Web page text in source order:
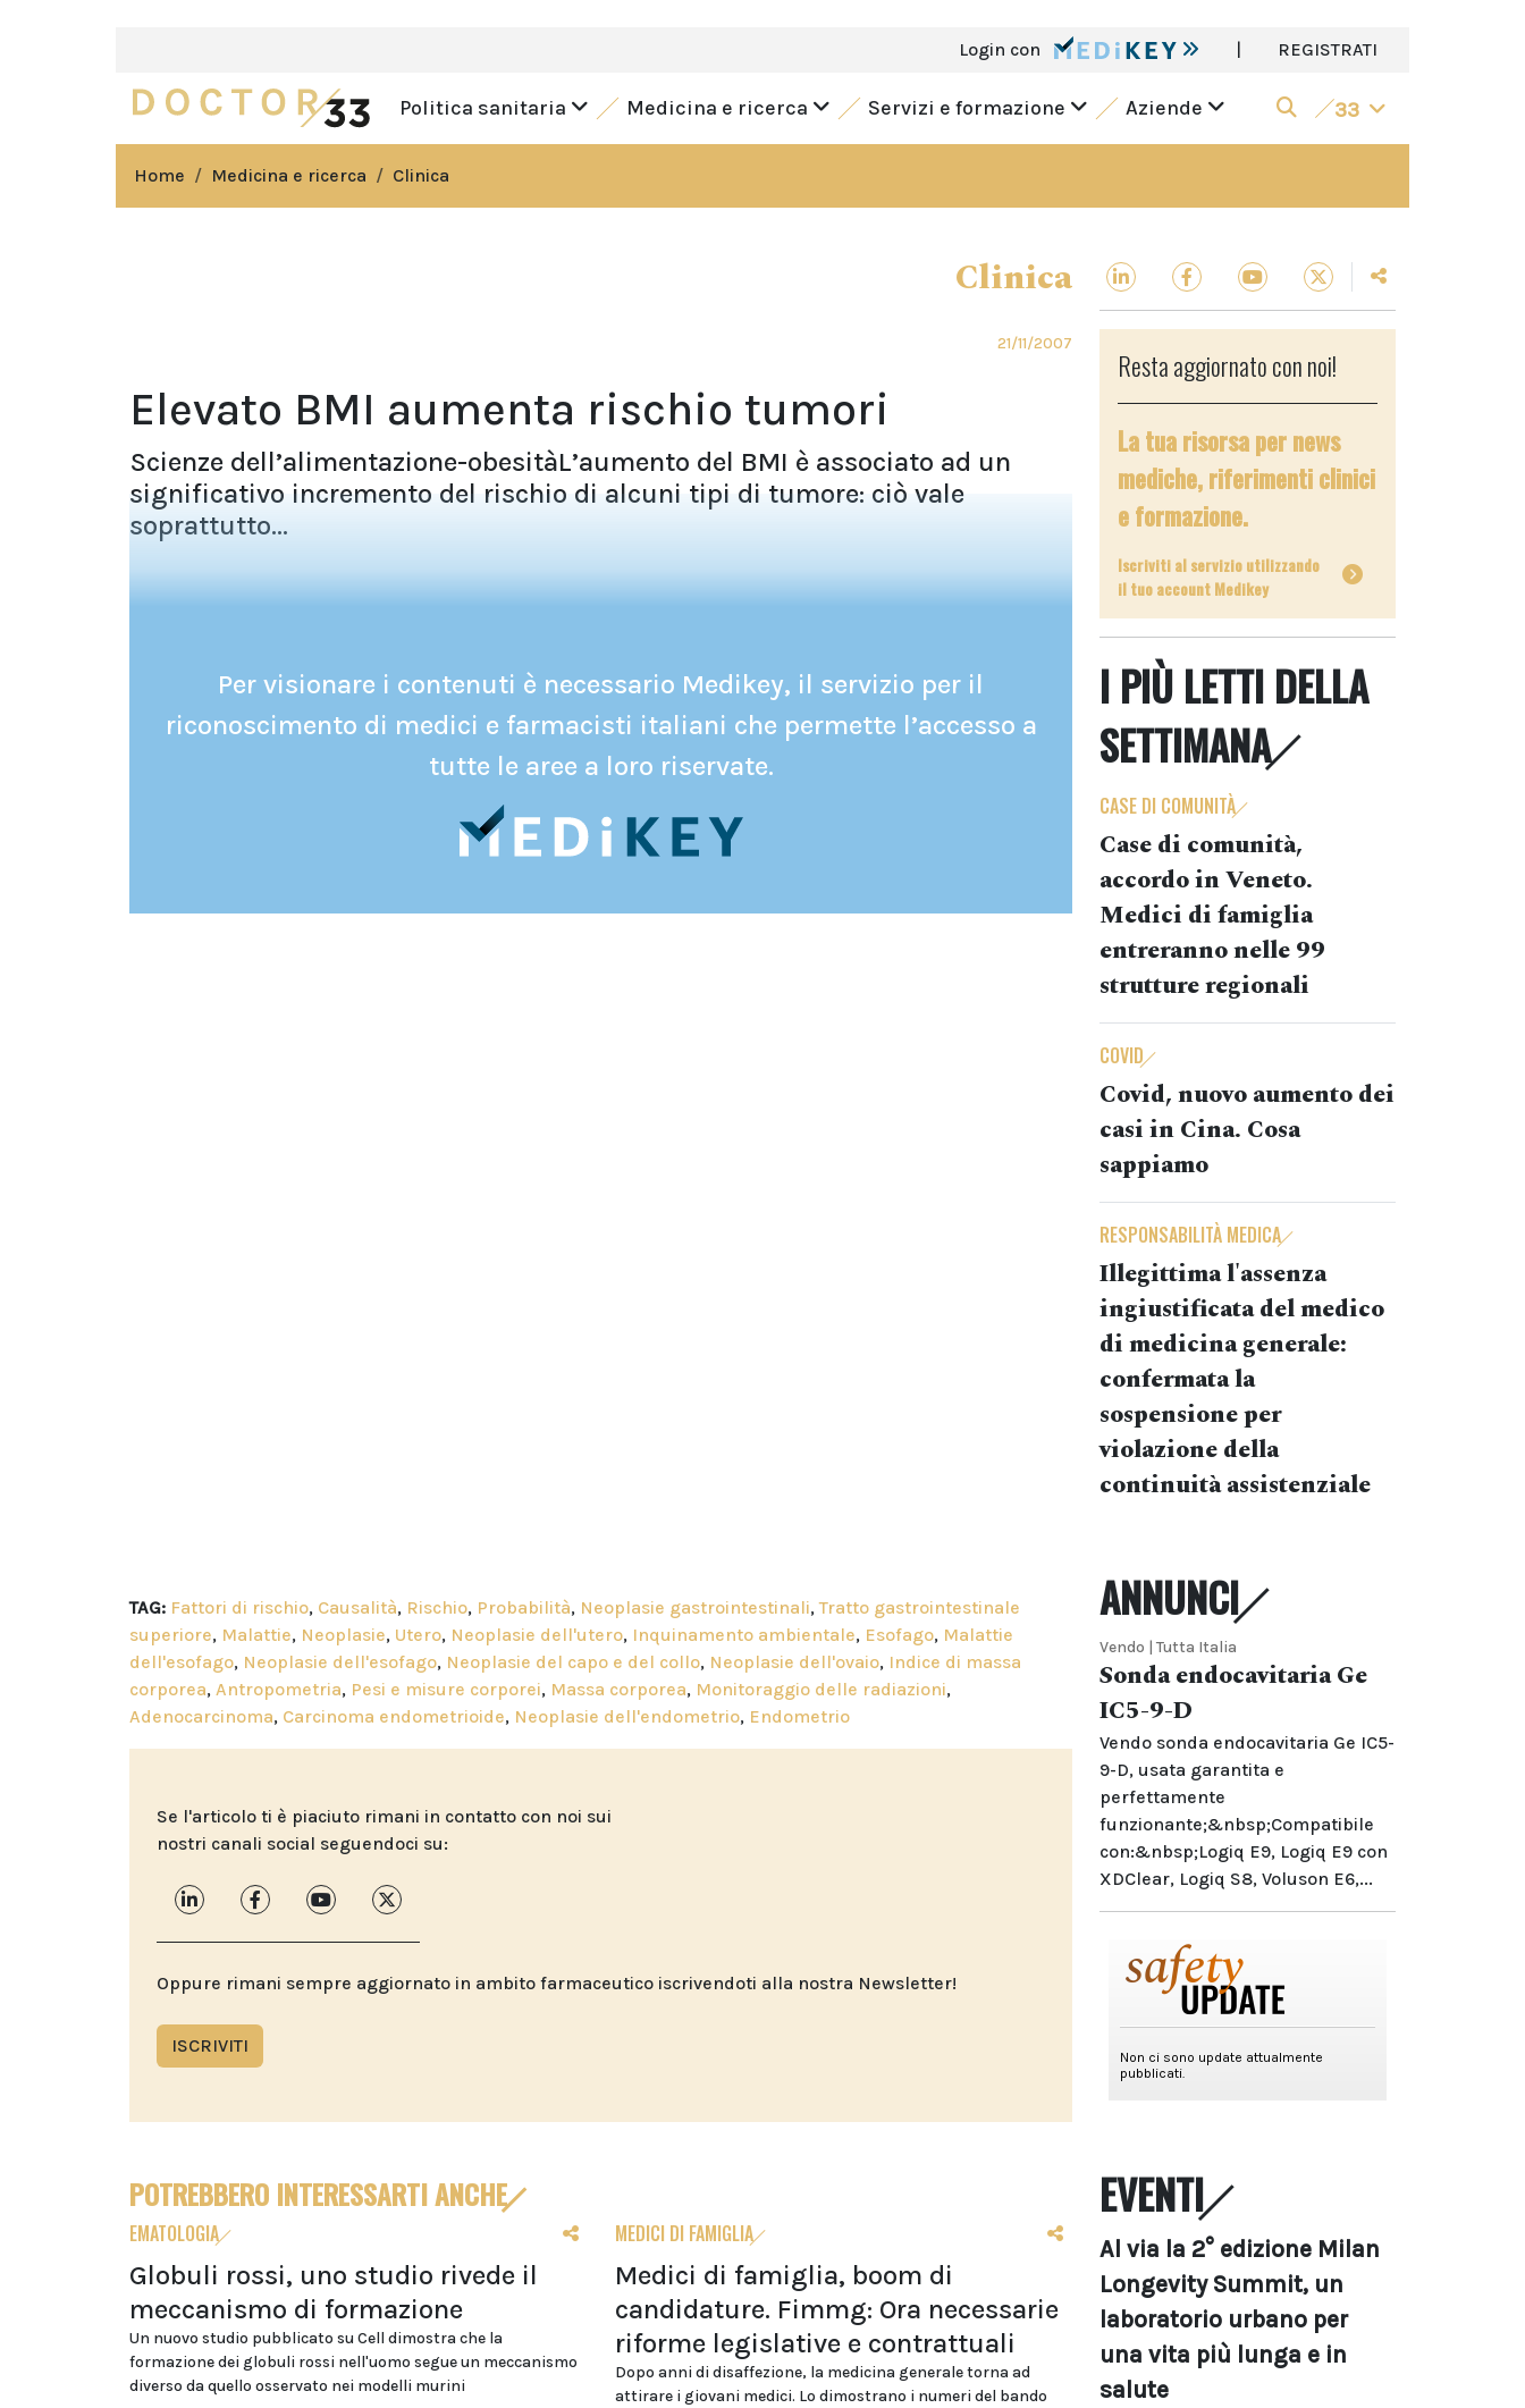
Login con | REGISTRATI
Politica sanitaria Medicina e ricerca Servizi e formazione Aziende 33
Home Medicina e ricerca Clinica
Clinica
21/11/2007
Elevato BMI aumenta rischio tumori
Scienze dell’alimentazione-obesitàL’aumento del BMI è associato ad un
significativo incremento del rischio di alcuni tipi di tumore: ciò vale
soprattutto...
Per visionare i contenuti è necessario Medikey, il servizio per il
riconoscimento di medici e farmacisti italiani che permette l’accesso a
tutte le aree a loro riservate.
TAG: Fattori di rischio, Causalità, Rischio, Probabilità, Neoplasie gastrointestinali,Tratto gastrointestinale
superiore, Malattie, Neoplasie, Utero, Neoplasie dell'utero, Inquinamento ambientale, Esofago, Malattie
dell'esofago, Neoplasie dell'esofago, Neoplasie del capo e del collo, Neoplasie dell'ovaio, Indice di massa
corporea, Antropometria, Pesi e misure corporei, Massa corporea, Monitoraggio delle radiazioni,
Adenocarcinoma, Carcinoma endometrioide, Neoplasie dell'endometrio, Endometrio
Se l'articolo ti è piaciuto rimani in contatto con noi sui
nostri canali social seguendoci su:
Oppure rimani sempre aggiornato in ambito farmaceutico iscrivendoti alla nostra Newsletter!
ISCRIVITI
POTREBBERO INTERESSARTI ANCHE
EMATOLOGIA
Globuli rossi, uno studio rivede il
meccanismo di formazione
Un nuovo studio pubblicato su Cell dimostra che la
formazione dei globuli rossi nell'uomo segue un meccanismo
diverso da quello osservato nei modelli murini
MEDICI DI FAMIGLIA
Medici di famiglia, boom di
candidature. Fimmg: Ora necessarie
riforme legislative e contrattuali
Dopo anni di disaffezione, la medicina generale torna ad
attirare i giovani medici. Lo dimostrano i numeri del bando
Resta aggiornato con noi!
La tua risorsa per news
mediche, riferimenti clinici
e formazione.
Iscriviti al servizio utilizzando
il tuo account Medikey
I PIÙ LETTI DELLA
SETTIMANA
CASE DI COMUNITÀ
Case di comunità,
accordo in Veneto.
Medici di famiglia
entreranno nelle 99
strutture regionali
COVID
Covid, nuovo aumento dei
casi in Cina. Cosa
sappiamo
RESPONSABILITÀ MEDICA
Illegittima l'assenza
ingiustificata del medico
di medicina generale:
confermata la
sospensione per
violazione della
continuità assistenziale
ANNUNCI
Vendo | Tutta Italia
Sonda endocavitaria Ge
IC5-9-D
Vendo sonda endocavitaria Ge IC5-
9-D, usata garantita e
perfettamente
funzionante;&nbsp;Compatibile
con:&nbsp;Logiq E9, Logiq E9 con
XDClear, Logiq S8, Voluson E6,...
EVENTI
Al via la 2° edizione Milan
Longevity Summit, un
laboratorio urbano per
una vita più lunga e in
salute